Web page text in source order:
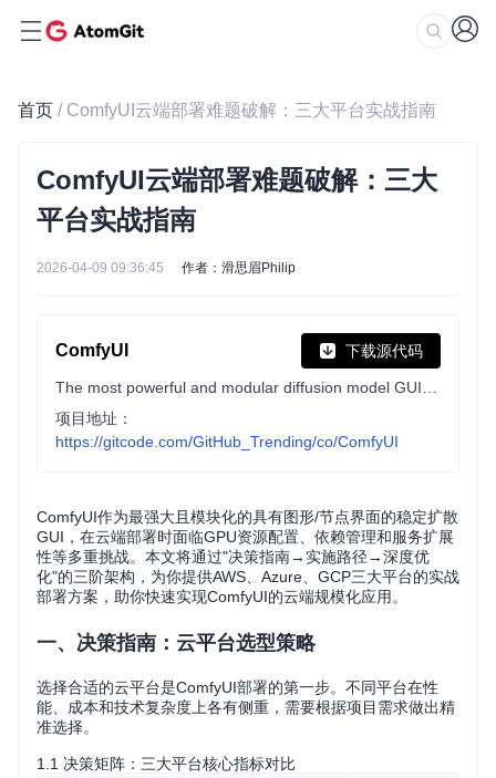
首页 / ComfyUI云端部署难题破解：三大平台实战指南
ComfyUI云端部署难题破解：三大
平台实战指南
2026-04-09 09:36:45 作者：滑思眉Philip
ComfyUI 下载源代码
项目地址：
https://gitcode.com/GitHub_Trending/co/ComfyUI
ComfyUI作为最强大且模块化的具有图形/节点界面的稳定扩散
GUI，在云端部署时面临GPU资源配置、依赖管理和服务扩展
性等多重挑战。本文将通过"决策指南→实施路径→深度优
化"的三阶架构，为你提供AWS、Azure、GCP三大平台的实战
部署方案，助你快速实现ComfyUI的云端规模化应用。
一、决策指南：云平台选型策略
选择合适的云平台是ComfyUI部署的第一步。不同平台在性
能、成本和技术复杂度上各有侧重，需要根据项目需求做出精
准选择。
1.1 决策矩阵：三大平台核心指标对比